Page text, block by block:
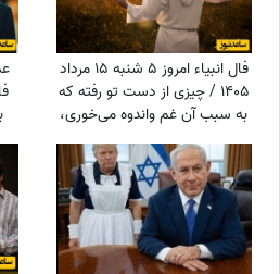
فال انبیاء امروز 5 شنبه 15 مرداد
1405 / چیزی از دست تو رفته که
به سبب آن غم واندوه می‌خوری،
اما ...